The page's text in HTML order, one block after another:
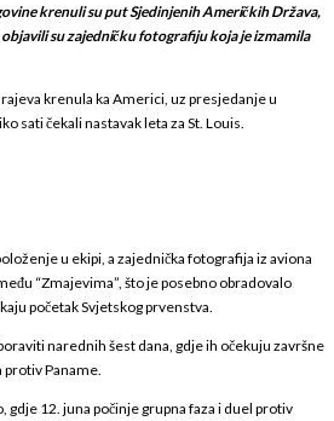
krenuli su put Sjedinjenih Američkih Država,
su zajedničku fotografiju koja je izmamila
krenula ka Americi, uz presjedanje u
sati čekali nastavak leta za St. Louis.
u ekipi, a zajednička fotografija iz aviona
“Zmajevima”, što je posebno obradovalo
početak Svjetskog prvenstva.
narednih šest dana, gdje ih očekuju završne
Paname.
gdje 12. juna počinje grupna faza i duel protiv